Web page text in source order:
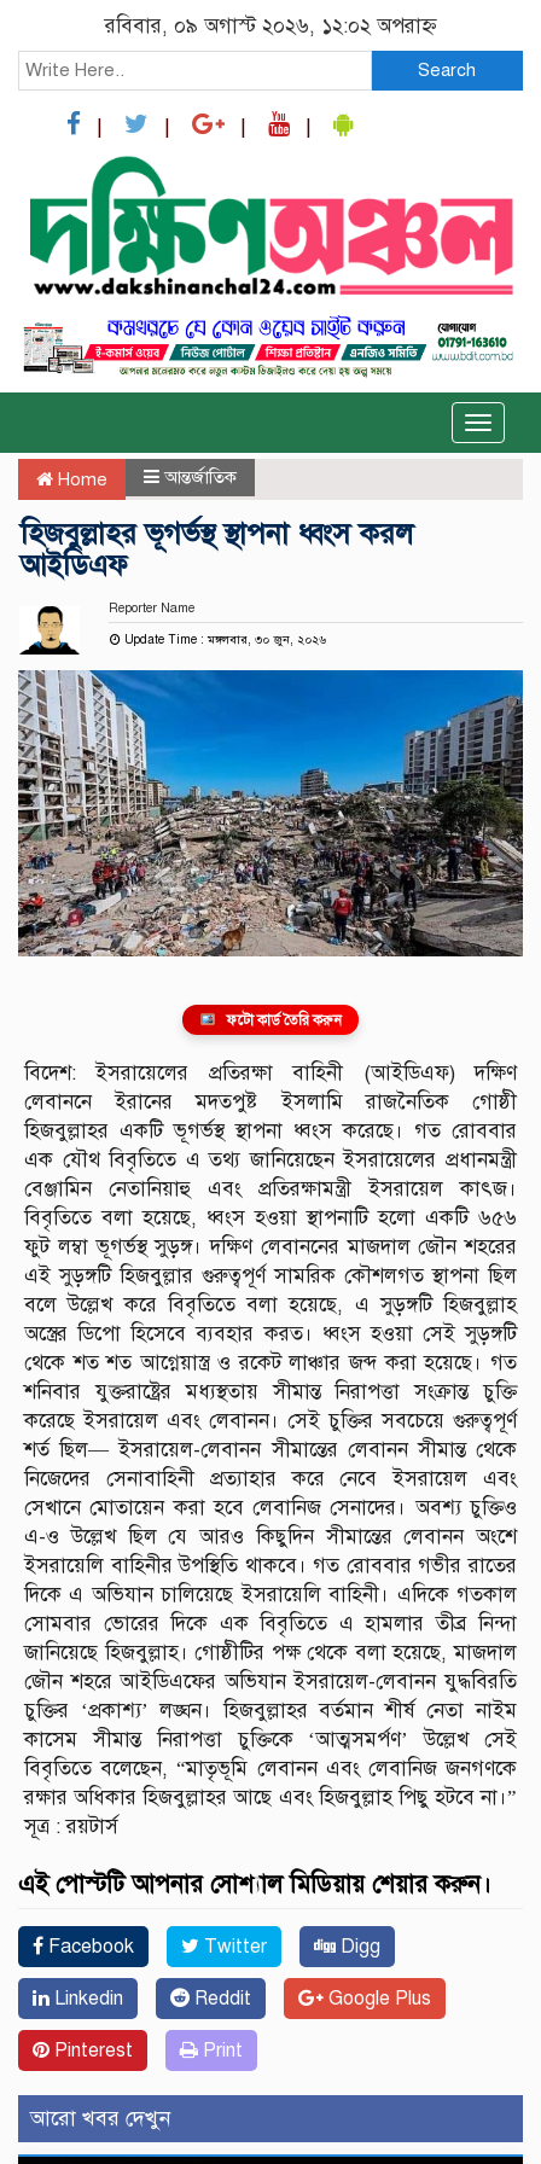
রবিবার, ০৯ অগাস্ট ২০২৬, ১২:০২ অপরাহ্ন
Search
Toggle
Home আন্তর্জাতিক
হিজবুল্লাহর ভূগর্ভস্থ স্থাপনা ধ্বংস করল
আইডিএফ
Reporter Name
Update Time : মঙ্গলবার, ৩০ জুন, ২০২৬
ফটো কার্ড তৈরি করুন
বিদেশ: ইসরায়েলের প্রতিরক্ষা বাহিনী (আইডিএফ) দক্ষিণ
লেবাননে ইরানের মদতপুষ্ট ইসলামি রাজনৈতিক গোষ্ঠী
হিজবুল্লাহর একটি ভূগর্ভস্থ স্থাপনা ধ্বংস করেছে। গত রোববার
এক যৌথ বিবৃতিতে এ তথ্য জানিয়েছেন ইসরায়েলের প্রধানমন্ত্রী
বেঞ্জামিন নেতানিয়াহু এবং প্রতিরক্ষামন্ত্রী ইসরায়েল কাৎজ।
বিবৃতিতে বলা হয়েছে, ধ্বংস হওয়া স্থাপনাটি হলো একটি ৬৫৬
ফুট লম্বা ভূগর্ভস্থ সুড়ঙ্গ। দক্ষিণ লেবাননের মাজদাল জৌন শহরের
এই সুড়ঙ্গটি হিজবুল্লার গুরুত্বপূর্ণ সামরিক কৌশলগত স্থাপনা ছিল
বলে উল্লেখ করে বিবৃতিতে বলা হয়েছে, এ সুড়ঙ্গটি হিজবুল্লাহ
অস্ত্রের ডিপো হিসেবে ব্যবহার করত। ধ্বংস হওয়া সেই সুড়ঙ্গটি
থেকে শত শত আগ্নেয়াস্ত্র ও রকেট লাঞ্চার জব্দ করা হয়েছে। গত
শনিবার যুক্তরাষ্ট্রের মধ্যস্থতায় সীমান্ত নিরাপত্তা সংক্রান্ত চুক্তি
করেছে ইসরায়েল এবং লেবানন। সেই চুক্তির সবচেয়ে গুরুত্বপূর্ণ
শর্ত ছিল— ইসরায়েল-লেবানন সীমান্তের লেবানন সীমান্ত থেকে
নিজেদের সেনাবাহিনী প্রত্যাহার করে নেবে ইসরায়েল এবং
সেখানে মোতায়েন করা হবে লেবানিজ সেনাদের। অবশ্য চুক্তিও
এ-ও উল্লেখ ছিল যে আরও কিছুদিন সীমান্তের লেবানন অংশে
ইসরায়েলি বাহিনীর উপস্থিতি থাকবে। গত রোববার গভীর রাতের
দিকে এ অভিযান চালিয়েছে ইসরায়েলি বাহিনী। এদিকে গতকাল
সোমবার ভোরের দিকে এক বিবৃতিতে এ হামলার তীব্র নিন্দা
জানিয়েছে হিজবুল্লাহ। গোষ্ঠীটির পক্ষ থেকে বলা হয়েছে, মাজদাল
জৌন শহরে আইডিএফের অভিযান ইসরায়েল-লেবানন যুদ্ধবিরতি
চুক্তির ‘প্রকাশ্য’ লঙ্ঘন। হিজবুল্লাহর বর্তমান শীর্ষ নেতা নাইম
কাসেম সীমান্ত নিরাপত্তা চুক্তিকে ‘আত্মসমর্পণ’ উল্লেখ সেই
বিবৃতিতে বলেছেন, “মাতৃভূমি লেবানন এবং লেবানিজ জনগণকে
রক্ষার অধিকার হিজবুল্লাহর আছে এবং হিজবুল্লাহ পিছু হটবে না।”
সূত্র : রয়টার্স
এই পোস্টটি আপনার সোশ্যাল মিডিয়ায় শেয়ার করুন।
Facebook Twitter Digg
Linkedin Reddit Google Plus
Pinterest Print
আরো খবর দেখুন